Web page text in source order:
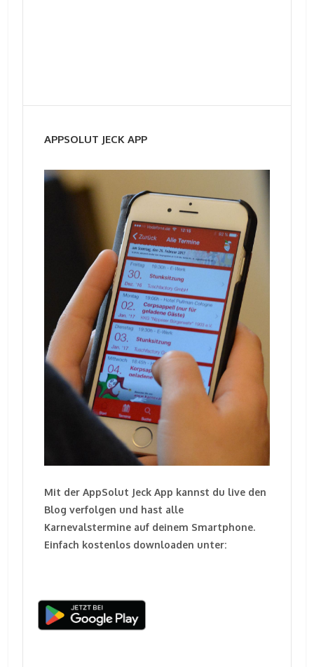
APPSOLUT JECK APP
Mit der AppSolut Jeck App kannst du live den
Blog verfolgen und hast alle
Karnevalstermine auf deinem Smartphone.
Einfach kostenlos downloaden unter: